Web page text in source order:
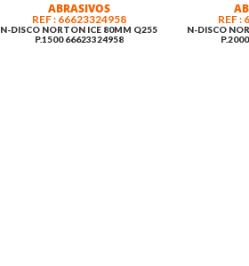
ABRASIVOS
REF : 66623324958
N-DISCO NORTON ICE 80MM Q255
P.1500 66623324958
REF :
N-DISCO